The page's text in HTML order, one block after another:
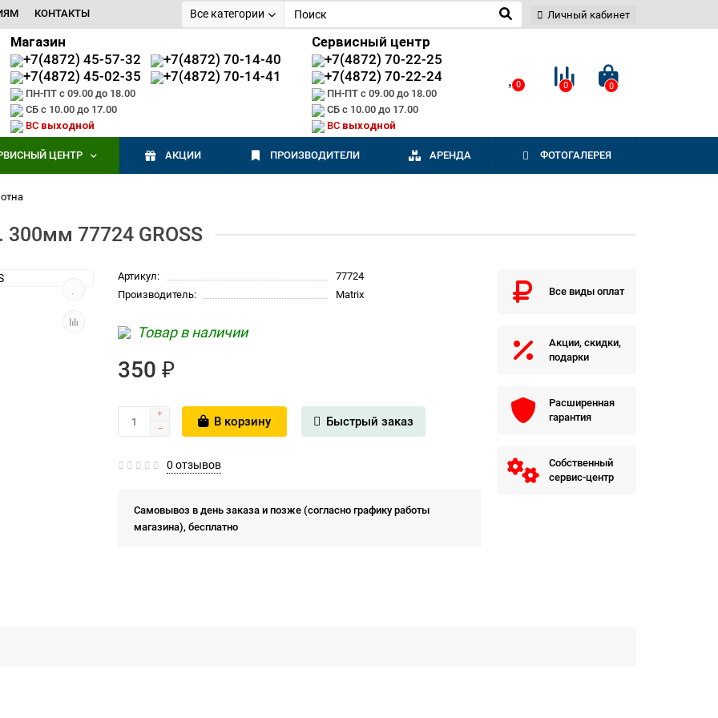
КОНТАКТЫ Все категории Личный кабинет
Магазин
+7(4872) 45-57-32
+7(4872) 70-14-40
+7(4872) 45-02-35
+7(4872) 70-14-41
ПН-ПТ с 09.00 до 18.00
СБ с 10.00 до 17.00
ВС выходной
Сервисный центр
+7(4872) 70-22-25
+7(4872) 70-22-24
ПН-ПТ с 09.00 до 18.00
СБ с 10.00 до 17.00
ВС выходной
0 0 0
ЦЕНТР АКЦИИ ПРОИЗВОДИТЕЛИ АРЕНДА ФОТОГАЛЕРЕЯ
77724 GROSS
Артикул:
77724
Производитель:
Matrix
Товар в наличии
350 ₽
В корзину Быстрый заказ
0 отзывов
Самовывоз в день заказа и позже (согласно графику работы
магазина), бесплатно
Все виды оплат
Акции, скидки,
подарки
Расширенная
гарантия
Собственный
сервис-центр